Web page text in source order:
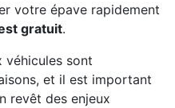
votre épave rapidement
gratuit.
véhicules sont
et il est important
revêt des enjeux